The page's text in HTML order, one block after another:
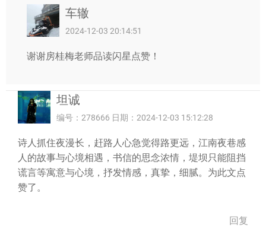
车辙
2024-12-03 20:14:51
谢谢房桂梅老师品读闪星点赞！
坦诚
编号：278666 日期：2024-12-03 15:12:28
诗人抓住夜漫长，赶路人心急觉得路更远，江南夜巷感
人的故事与心境相遇，书信的思念浓情，堤坝只能阻挡
谎言等寓意与心境，抒发情感，真挚，细腻。为此文点
赞了。
回复